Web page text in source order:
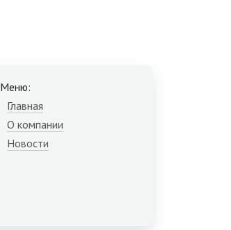
Меню:
Главная
О компании
Новости